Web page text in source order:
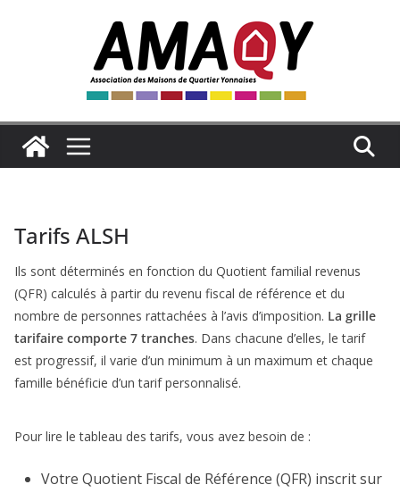
Tarifs ALSH
Ils sont déterminés en fonction du Quotient familial revenus
(QFR) calculés à partir du revenu fiscal de référence et du
nombre de personnes rattachées à l’avis d’imposition. La grille
tarifaire comporte 7 tranches. Dans chacune d’elles, le tarif
est progressif, il varie d’un minimum à un maximum et chaque
famille bénéficie d’un tarif personnalisé.
Pour lire le tableau des tarifs, vous avez besoin de :
Votre Quotient Fiscal de Référence (QFR) inscrit sur